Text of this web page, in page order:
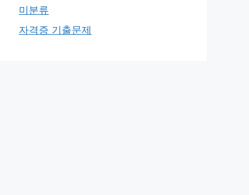
미분류
자격증 기출문제